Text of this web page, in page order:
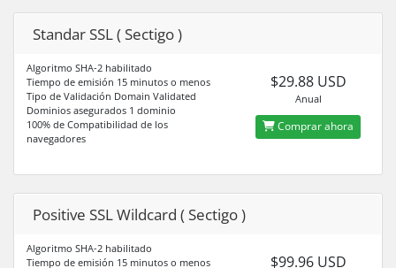
Standar SSL ( Sectigo )
Algoritmo SHA-2 habilitado
Tiempo de emisión 15 minutos o menos
Tipo de Validación Domain Validated
Dominios asegurados 1 dominio
100% de Compatibilidad de los
navegadores
$29.88 USD
Anual
Comprar ahora
Positive SSL Wildcard ( Sectigo )
Algoritmo SHA-2 habilitado
Tiempo de emisión 15 minutos o menos
$99.96 USD